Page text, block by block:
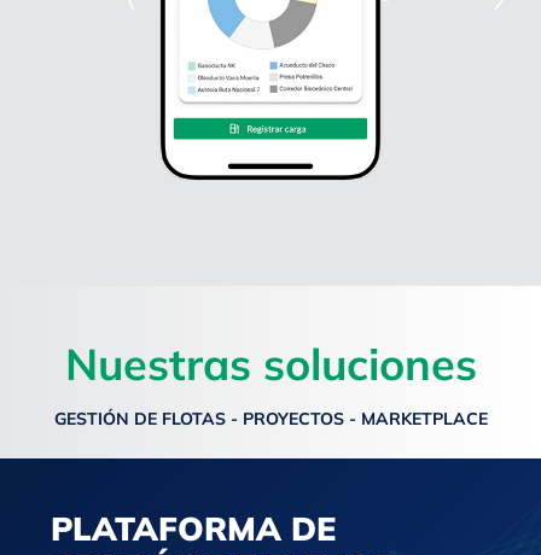
Nuestras soluciones
GESTIÓN DE FLOTAS - PROYECTOS - MARKETPLACE
PLATAFORMA DE